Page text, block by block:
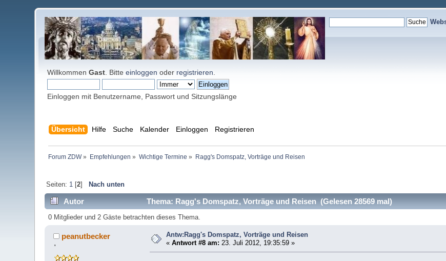
WillkommenGast . Bitteeinloggen oder registrieren
Einloggen mit Benutzername, Passwort und Sitzungslänge
Übersicht Hilfe Suche Kalender Einloggen Registrieren
Forum ZDW» Empfehlungen » Wichtige Termine » Ragg's Domspatz, Vorträge und Reisen
Seiten: 1[2] Nach unten
Autor Thema: Ragg's Domspatz, Vorträge und Reisen (Gelesen 28569 mal)
0 Mitglieder und 2 Gäste betrachten dieses Thema.
peanutbecker
'
Antw:Ragg's Domspatz, Vorträge und Reisen
«Antwort #8 am: 23. Juli 2012, 19:35:59 »